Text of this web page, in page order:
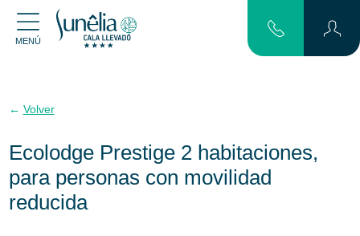
MENÚ
Volver
Ecolodge Prestige 2 habitaciones,
para personas con movilidad
reducida